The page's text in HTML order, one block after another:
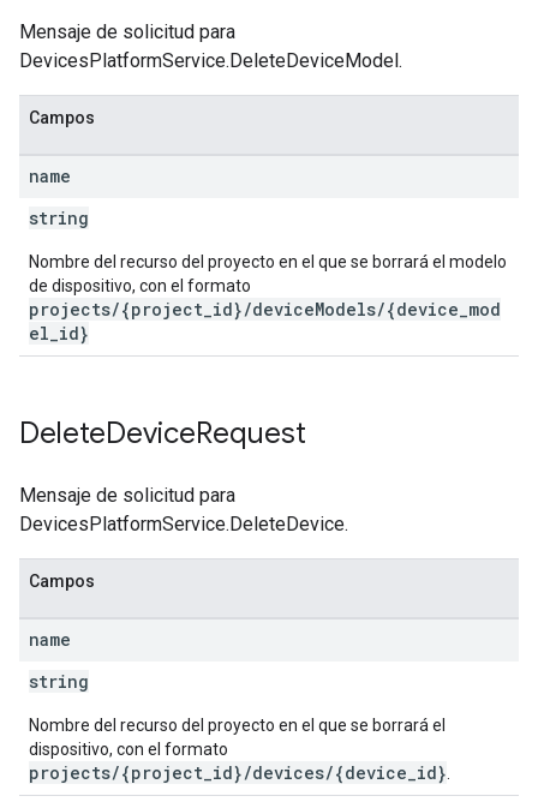
Mensaje de solicitud para
DevicesPlatformService.DeleteDeviceModel.
Campos
name
string
Nombre del recurso del proyecto en el que se borrará el modelo
de dispositivo, con el formato
projects/{project_id}/deviceModels/{device_mod
el_id}
DeleteDeviceRequest
Mensaje de solicitud para
DevicesPlatformService.DeleteDevice.
Campos
name
string
Nombre del recurso del proyecto en el que se borrará el
dispositivo, con el formato
projects/{project_id}/devices/{device_id}